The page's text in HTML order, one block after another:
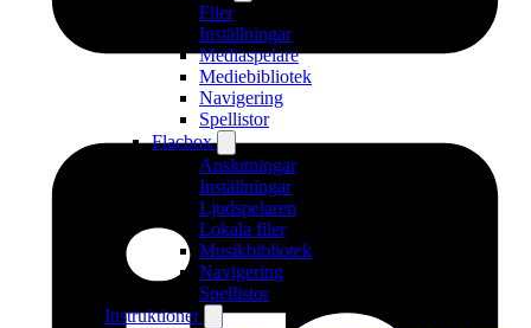
Filer
Inställningar
Mediaspelare
Mediebibliotek
Navigering
Spellistor
Flacbox
Anslutningar
Inställningar
Ljudspelaren
Lokala filer
Musikbibliotek
Navigering
Spellistor
Instruktioner